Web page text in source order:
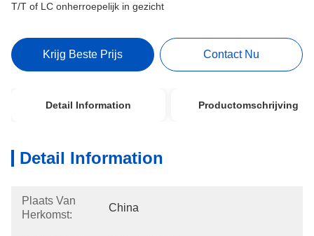
T/T of LC onherroepelijk in gezicht
Krijg Beste Prijs Contact Nu
Detail Information Productomschrijving
Detail Information
Plaats Van
Herkomst:
China